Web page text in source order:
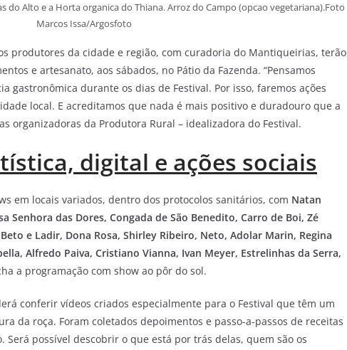
do Alto e a Horta organica do Thiana. Arroz do Campo (opcao vegetariana).Foto
Marcos Issa/Argosfoto
produtores da cidade e região, com curadoria do Mantiqueirias, terão
e artesanato, aos sábados, no Pátio da Fazenda. “Pensamos
gastronômica durante os dias de Festival. Por isso, faremos ações
local. E acreditamos que nada é mais positivo e duradouro que a
organizadoras da Produtora Rural – idealizadora do Festival.
digital e ações sociais
em locais variados, dentro dos protocolos sanitários, com Natan
Senhora das Dores, Congada de São Benedito, Carro de Boi, Zé
e Ladir, Dona Rosa, Shirley Ribeiro, Neto, Adolar Marin, Regina
Alfredo Paiva, Cristiano Vianna, Ivan Meyer, Estrelinhas da Serra,
a programação com show ao pôr do sol.
conferir vídeos criados especialmente para o Festival que têm um
da roça. Foram coletados depoimentos e passo-a-passos de receitas
possível descobrir o que está por trás delas, quem são os